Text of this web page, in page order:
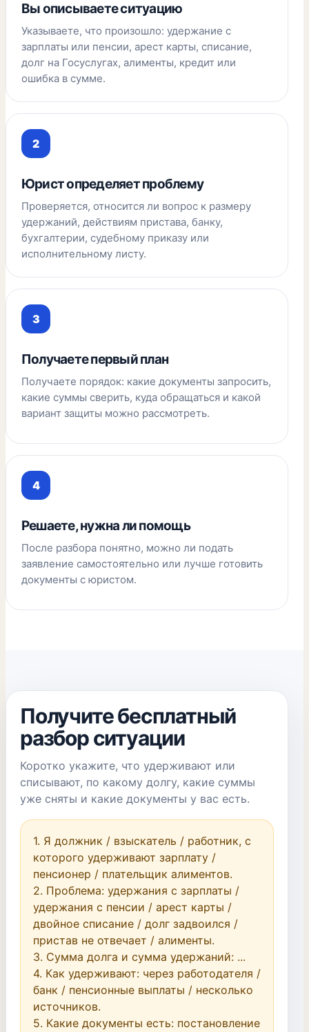
Вы описываете ситуацию
Указываете, что произошло: удержание с
зарплаты или пенсии, арест карты, списание,
долг на Госуслугах, алименты, кредит или
ошибка в сумме.
Юрист определяет проблему
Проверяется, относится ли вопрос к размеру
удержаний, действиям пристава, банку,
бухгалтерии, судебному приказу или
исполнительному листу.
Получаете первый план
Получаете порядок: какие документы запросить,
какие суммы сверить, куда обращаться и какой
вариант защиты можно рассмотреть.
Решаете, нужна ли помощь
После разбора понятно, можно ли подать
заявление самостоятельно или лучше готовить
документы с юристом.
Получите бесплатный
разбор ситуации
Коротко укажите, что удерживают или
списывают, по какому долгу, какие суммы
уже сняты и какие документы у вас есть.
1. Я должник / взыскатель / работник, с
которого удерживают зарплату /
пенсионер / плательщик алиментов.
2. Проблема: удержания с зарплаты /
удержания с пенсии / арест карты /
двойное списание / долг задвоился /
пристав не отвечает / алименты.
3. Сумма долга и сумма удержаний: ...
4. Как удерживают: через работодателя /
банк / пенсионные выплаты / несколько
источников.
5. Какие документы есть: постановление